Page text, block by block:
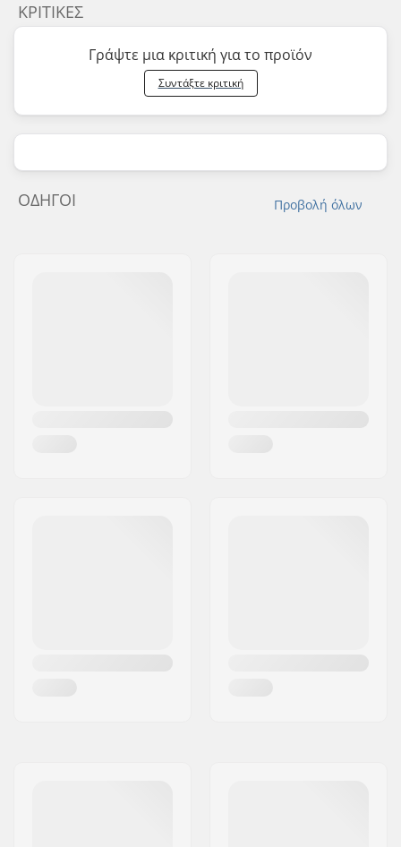
ΚΡΙΤΙΚΈΣ
Γράψτε μια κριτική για το προϊόν
Συντάξτε κριτική
Προβολή όλων
ΟΔΗΓΟΊ